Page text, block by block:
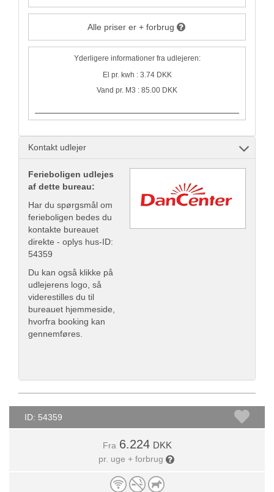
Alle priser er + forbrug
Yderligere informationer fra udlejeren:
El pr. kwh : 3.74 DKK
Vand pr. M3 : 85.00 DKK
Kontakt udlejer
Ferieboligen udlejes
af dette bureau:
Har du spørgsmål om
ferieboligen bedes du
kontakte bureauet
direkte - oplys hus-ID:
54359
Du kan også klikke på
udlejerens logo, så
viderestilles du til
bureauet hjemmeside,
hvorfra booking kan
gennemføres.
ID: 54359
Fra 6.224 DKK
pr. uge + forbrug